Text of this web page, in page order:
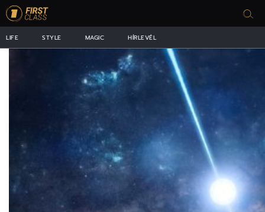
LIFE STYLE MAGIC HÍRLEVÉL